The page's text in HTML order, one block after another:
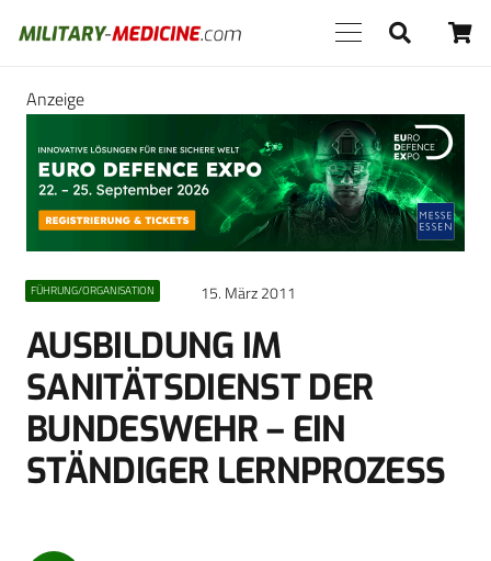
Anzeige
FÜHRUNG/ORGANISATION 15. März 2011
AUSBILDUNG IM
SANITÄTSDIENST DER
BUNDESWEHR – EIN
STÄNDIGER LERNPROZESS